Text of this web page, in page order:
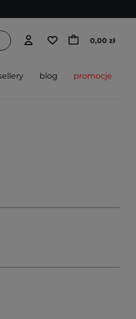
0,00 zł
blog promocje